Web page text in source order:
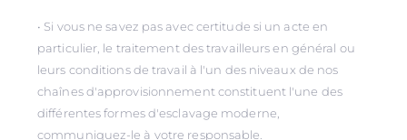
• Si vous ne savez pas avec certitude si un acte en
particulier, le traitement des travailleurs en général ou
leurs conditions de travail à l'un des niveaux de nos
chaînes d'approvisionnement constituent l'une des
différentes formes d'esclavage moderne,
communiquez-le à votre responsable.